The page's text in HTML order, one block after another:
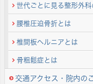
世代ごとに見る整形外科
腰椎圧迫骨折とは
椎間板ヘルニアとは
骨粗鬆症とは
交通アクセス・院内の